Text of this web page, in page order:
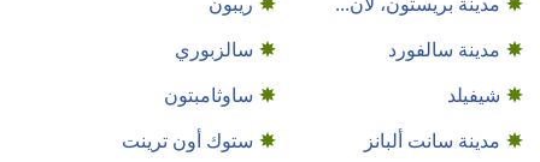
مدينة سالفورد
سالزبوري
شيفيلد
ساوثامبتون
مدينة سانت ألبانز
ستوك أون ترينت